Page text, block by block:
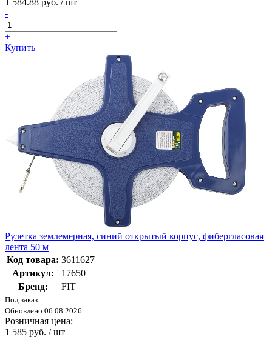
1 584.88 руб. / шт
-
+
Купить
Рулетка землемерная, синий открытый корпус, фибергласовая
лента 50 м
Код товара: 3611627
Артикул:
17650
Бренд:
FIT
Под заказ
Обновлено 06.08.2026
Розничная цена:
1 585 руб. / шт